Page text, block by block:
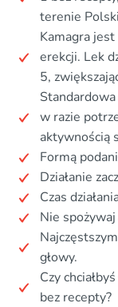
terenie
Kamagra
erekcji. Lek
5,
w razie
aktywnością
Formą
Działanie
Czas
Nie
głowy.
Czy
bez recepty?